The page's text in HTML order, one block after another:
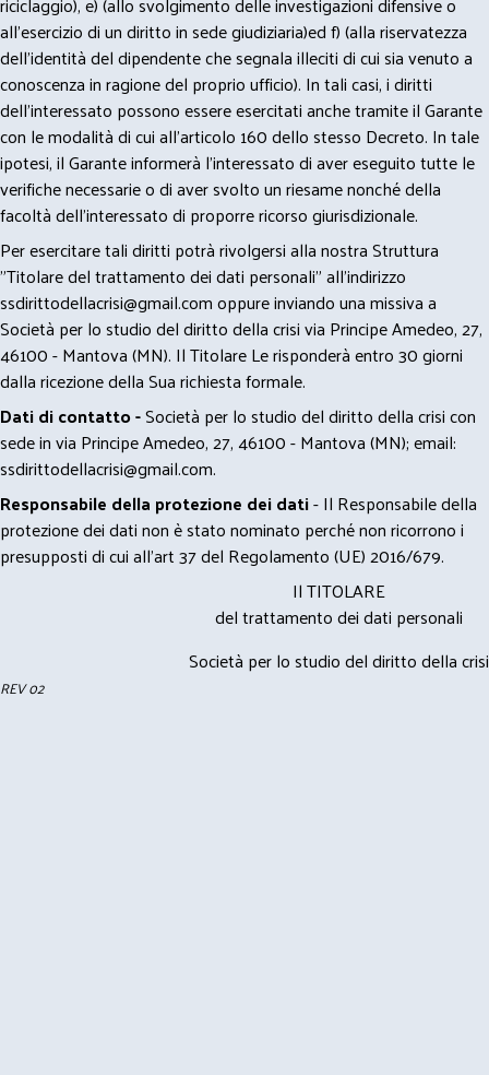
all’esercizio di un diritto in sede giudiziaria)ed f) (alla riservatezza
dell’identità del dipendente che segnala illeciti di cui sia venuto a
conoscenza in ragione del proprio ufficio). In tali casi, i diritti
dell’interessato possono essere esercitati anche tramite il Garante
con le modalità di cui all’articolo 160 dello stesso Decreto. In tale
ipotesi, il Garante informerà l’interessato di aver eseguito tutte le
verifiche necessarie o di aver svolto un riesame nonché della
facoltà dell’interessato di proporre ricorso giurisdizionale.
Per esercitare tali diritti potrà rivolgersi alla nostra Struttura
"Titolare del trattamento dei dati personali" all'indirizzo
ssdirittodellacrisi@gmail.comoppure inviando una missiva a
Società per lo studio del diritto della crisi via Principe Amedeo, 27,
46100 - Mantova (MN). Il Titolare Le risponderà entro 30 giorni
dalla ricezione della Sua richiesta formale.
Dati di contatto -Società per lo studio del diritto della crisi con
sede in via Principe Amedeo, 27, 46100 - Mantova (MN); email:
ssdirittodellacrisi@gmail.com.
Responsabile della protezione dei dati- Il Responsabile della
protezione dei dati non è stato nominato perché non ricorrono i
presupposti di cui all’art 37 del Regolamento (UE) 2016/679.
Il TITOLARE
del trattamento dei dati personali
Società per lo studio del diritto della crisi
REV 02